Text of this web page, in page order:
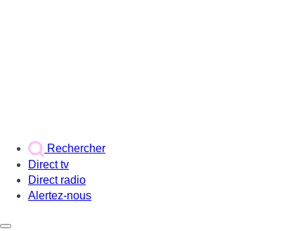
Rechercher
Direct tv
Direct radio
Alertez-nous